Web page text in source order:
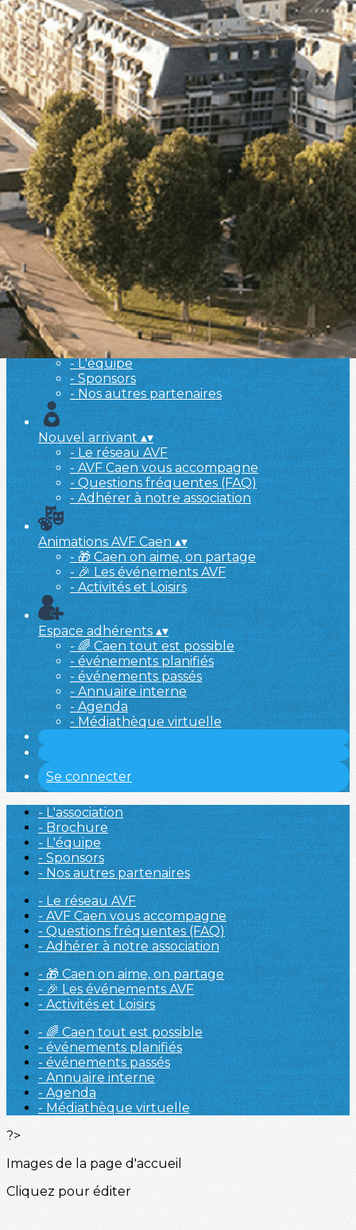
Exporter les lignes sélectionnées
Exporter toutes les colonnes
Exporter uniquement les colonnes affichées
Menu
<
>
- 🎁 Caen on aime, on partage
- 🎉 Les événements AVF
- Activités et Loisirs
Ajoutez un logo, un bouton, des réseaux sociaux
Cliquez pour éditer
L'association▴▾
- L'association
- Brochure
- L'équipe
- Sponsors
- Nos autres partenaires
Nouvel arrivant▴▾
- Le réseau AVF
- AVF Caen vous accompagne
- Questions fréquentes (FAQ)
- Adhérer à notre association
Animations AVF Caen▴▾
- 🎁 Caen on aime, on partage
- 🎉 Les événements AVF
- Activités et Loisirs
Espace adhérents▴▾
- 🌈 Caen tout est possible
- événements planifiés
- événements passés
- Annuaire interne
- Agenda
- Médiathèque virtuelle
Se connecter
- L'association
- Brochure
- L'équipe
- Sponsors
- Nos autres partenaires
- Le réseau AVF
- AVF Caen vous accompagne
- Questions fréquentes (FAQ)
- Adhérer à notre association
- 🎁 Caen on aime, on partage
- 🎉 Les événements AVF
- Activités et Loisirs
- 🌈 Caen tout est possible
- événements planifiés
- événements passés
- Annuaire interne
- Agenda
- Médiathèque virtuelle
?>
Images de la page d'accueil
Cliquez pour éditer